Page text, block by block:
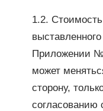
1.2.
Приложении №
может
сторону,